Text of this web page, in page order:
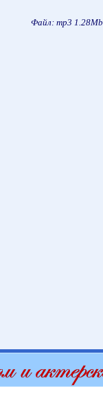
Файл: mp3 1.28Mb